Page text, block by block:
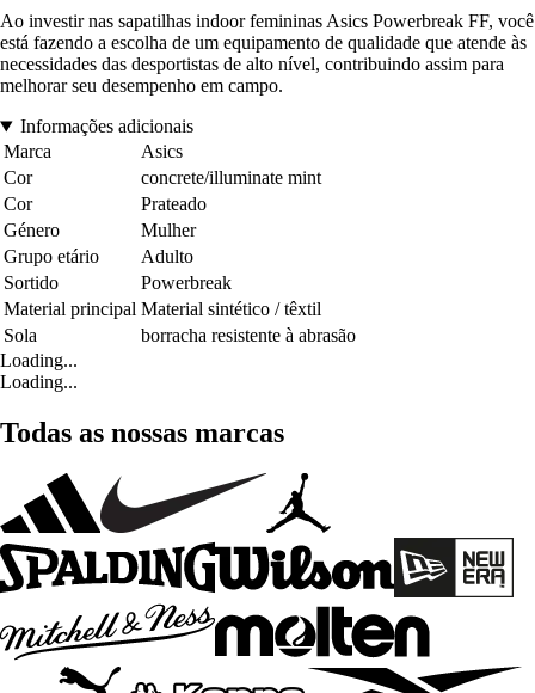
Ao investir nas sapatilhas indoor femininas Asics Powerbreak FF, você
está fazendo a escolha de um equipamento de qualidade que atende às
necessidades das desportistas de alto nível, contribuindo assim para
melhorar seu desempenho em campo.
Informações adicionais
Marca
Asics
Cor
concrete/illuminate mint
Cor
Prateado
Género
Mulher
Grupo etário
Adulto
Sortido
Powerbreak
Material principal Material sintético / têxtil
Sola
borracha resistente à abrasão
Loading...
Loading...
Todas as nossas marcas